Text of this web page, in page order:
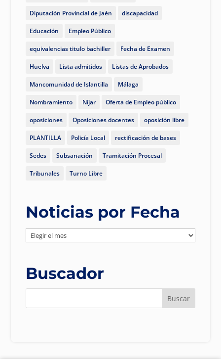
Diputación Provincial de Jaén discapacidad
Educación Empleo Público
equivalencias titulo bachiller Fecha de Examen
Huelva Lista admitidos Listas de Aprobados
Mancomunidad de Islantilla Málaga
Nombramiento Níjar Oferta de Empleo público
oposiciones Oposiciones docentes oposición libre
PLANTILLA Policía Local rectificación de bases
Sedes Subsanación Tramitación Procesal
Tribunales Turno Libre
Noticias por Fecha
Noticias
Fecha
Buscador